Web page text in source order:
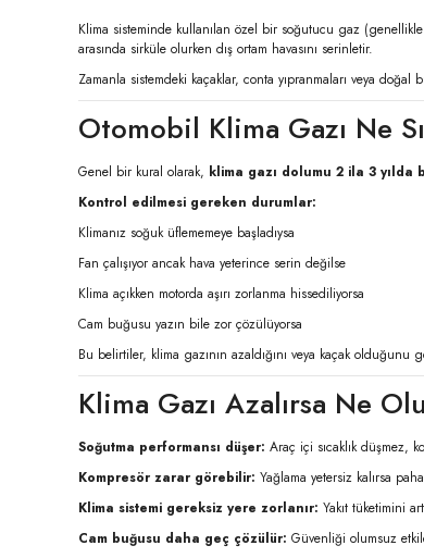
Klima sisteminde kullanılan özel bir soğutucu gaz (genellikle
arasında sirküle olurken dış ortam havasını serinletir.
Zamanla sistemdeki kaçaklar, conta yıpranmaları veya
Otomobil Klima Gazı Ne
Genel bir kural olarak, klima gazı dolumu 2 ila 3 yılda
Kontrol edilmesi gereken durumlar:
Klimanız soğuk üflememeye başladıysa
Fan çalışıyor ancak hava yeterince serin değilse
Klima açıkken motorda aşırı zorlanma hissediliyorsa
Cam buğusu yazın bile zor çözülüyorsa
Bu belirtiler, klima gazının azaldığını veya kaçak olduğunu
Klima Gazı Azalırsa Ne
Soğutma performansı düşer: Araç içi sıcaklık düşmez,
Kompresör zarar görebilir: Yağlama yetersiz kalırsa
Klima sistemi gereksiz yere zorlanır: Yakıt tüketimini
Cam buğusu daha geç çözülür: Güvenliği olumsuz